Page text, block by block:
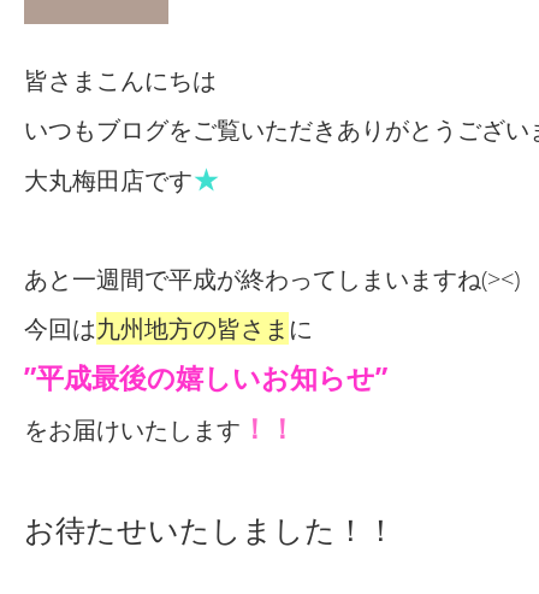
皆さまこんにちは
いつもブログをご覧いただきありがとうござい
大丸梅田店です★
あと一週間で平成が終わってしまいますね(><)
今回は九州地方の皆さま に
”平成最後の嬉しいお知らせ”
をお届けいたします ！！
お待たせいたしました！！